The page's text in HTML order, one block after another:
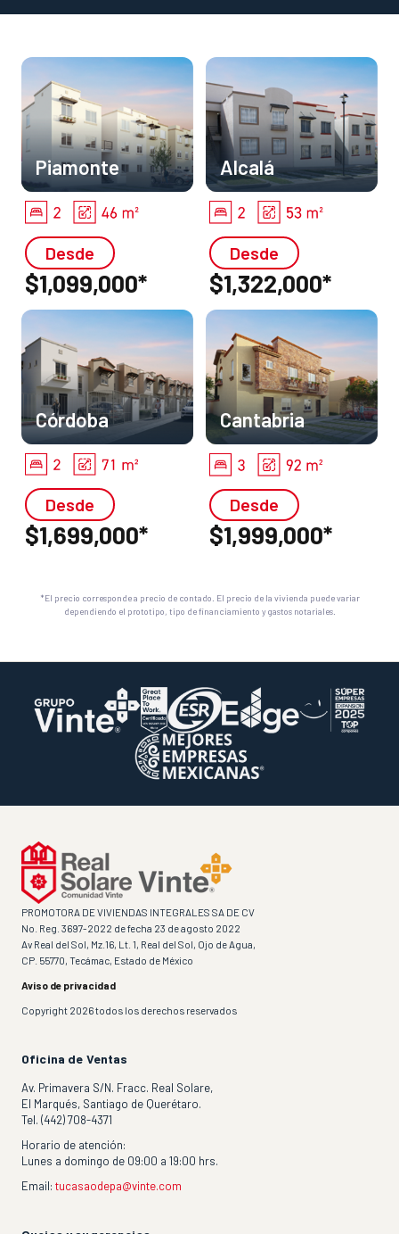
Piamonte
Desde
$1,099,000*
Alcalá
Desde
$1,322,000*
Córdoba
Desde
$1,699,000*
Cantabria
Desde
$1,999,000*
*El precio corresponde a precio de contado. El precio de la vivienda puede variar
dependiendo el prototipo, tipo de financiamiento y gastos notariales.
PROMOTORA DE VIVIENDAS INTEGRALES SA DE CV
No. Reg. 3697-2022 de fecha 23 de agosto 2022
Av Real del Sol, Mz.16, Lt. 1, Real del Sol, Ojo de Agua,
CP. 55770, Tecámac, Estado de México
Aviso de privacidad
Copyright 2026 todos los derechos reservados
Oficina de Ventas
Av. Primavera S/N. Fracc. Real Solare,
El Marqués, Santiago de Querétaro.
Tel. (442) 708-4371
Horario de atención:
Lunes a domingo de 09:00 a 19:00 hrs.
Email: tucasaodepa@vinte.com